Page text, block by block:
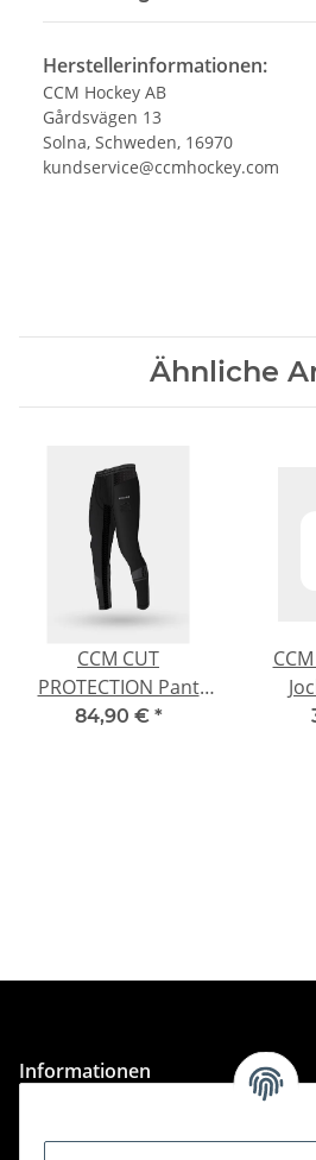
Herstellerinformationen:
CCM Hockey AB
Gårdsvägen 13
Solna, Schweden, 16970
kundservice@ccmhockey.com
Ähnliche
CCM CUT
PROTECTION Pant
with GEL/JOCK/TABS
84,90 € *
Informationen
Gesetzliche Informationen